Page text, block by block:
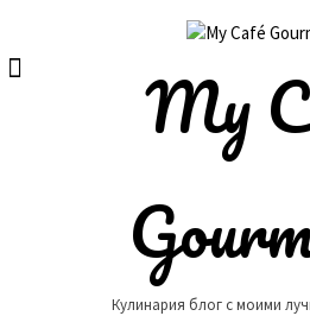
content
My
Кулинария блог с моими